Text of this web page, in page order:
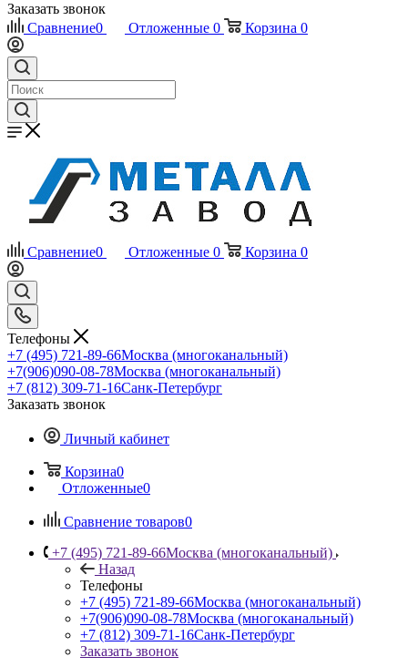
Заказать звонок
Сравнение0 Отложенные 0 Корзина 0
Сравнение0 Отложенные 0 Корзина 0
Телефоны
+7 (495) 721-89-66Москва (многоканальный)
+7(906)090-08-78Москва (многоканальный)
+7 (812) 309-71-16Санк-Петербург
Заказать звонок
Личный кабинет
Корзина0
Отложенные0
Сравнение товаров0
+7 (495) 721-89-66Москва (многоканальный)
Назад
Телефоны
+7 (495) 721-89-66Москва (многоканальный)
+7(906)090-08-78Москва (многоканальный)
+7 (812) 309-71-16Санк-Петербург
Заказать звонок